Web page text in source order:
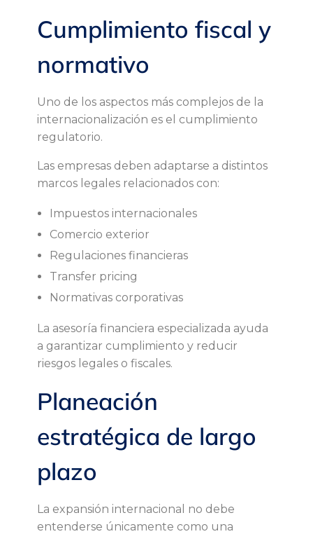
Cumplimiento fiscal y
normativo
Uno de los aspectos más complejos de la
internacionalización es el cumplimiento
regulatorio.
Las empresas deben adaptarse a distintos
marcos legales relacionados con:
Impuestos internacionales
Comercio exterior
Regulaciones financieras
Transfer pricing
Normativas corporativas
La asesoría financiera especializada ayuda
a garantizar cumplimiento y reducir
riesgos legales o fiscales.
Planeación
estratégica de largo
plazo
La expansión internacional no debe
entenderse únicamente como una